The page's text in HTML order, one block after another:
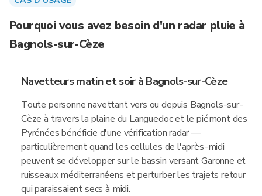
Pourquoi vous avez besoin d'un radar pluie à
Bagnols-sur-Cèze
Navetteurs matin et soir à Bagnols-sur-Cèze
Toute personne navettant vers ou depuis Bagnols-sur-
Cèze à travers la plaine du Languedoc et le piémont des
Pyrénées bénéficie d'une vérification radar —
particulièrement quand les cellules de l'après-midi
peuvent se développer sur le bassin versant Garonne et
ruisseaux méditerranéens et perturber les trajets retour
qui paraissaient secs à midi.